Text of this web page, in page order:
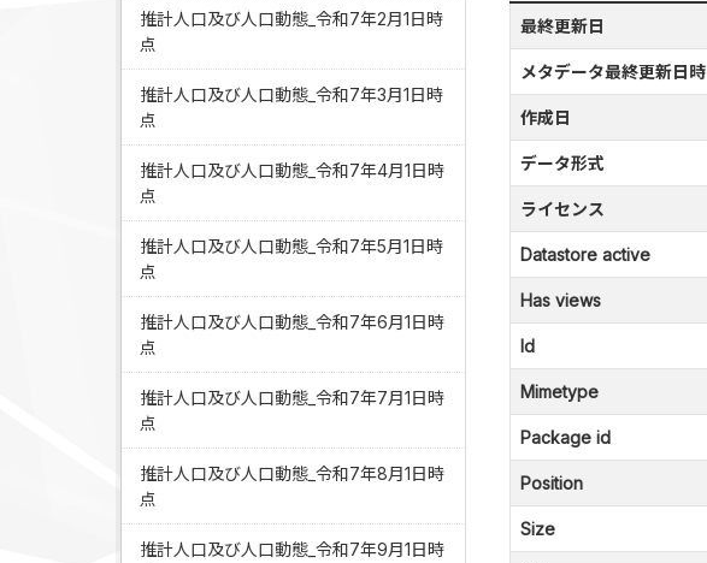
推計人口及び人口動態_令和7年2月1日時
点
推計人口及び人口動態_令和7年3月1日時
点
推計人口及び人口動態_令和7年4月1日時
点
推計人口及び人口動態_令和7年5月1日時
点
推計人口及び人口動態_令和7年6月1日時
点
推計人口及び人口動態_令和7年7月1日時
点
推計人口及び人口動態_令和7年8月1日時
点
推計人口及び人口動態_令和7年9月1日時
最終更新日
メタデータ最終更新日時
作成日
データ形式
ライセンス
Datastore active
Has views
Id
Mimetype
Package id
Position
Size